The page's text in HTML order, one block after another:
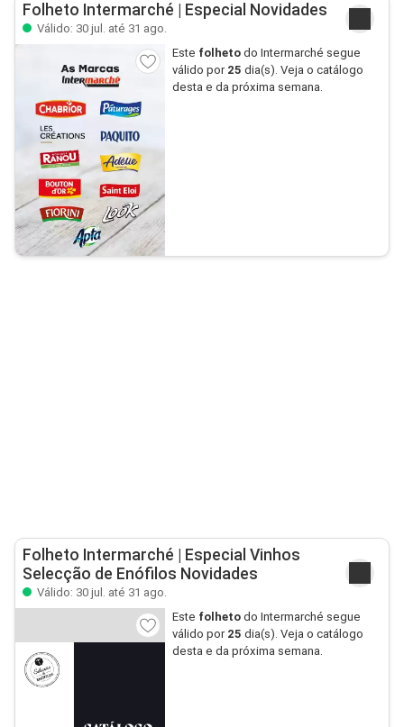
Folheto Intermarché | Especial Novidades
Válido: 30 jul. até 31 ago.
Este folhetodo Intermarché segue
válido por 25 dia(s). Veja o catálogo
desta e da próxima semana.
Folheto Intermarché | Especial Vinhos
Selecção de Enófilos Novidades
Válido: 30 jul. até 31 ago.
Este folhetodo Intermarché segue
válido por 25 dia(s). Veja o catálogo
desta e da próxima semana.